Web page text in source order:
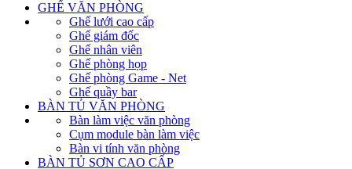
GHẾ VĂN PHÒNG
Ghế lưới cao cấp
Ghế giám đốc
Ghế nhân viên
Ghế phòng họp
Ghế phòng Game - Net
Ghế quầy bar
BÀN TỦ VĂN PHÒNG
Bàn làm việc văn phòng
Cụm module bàn làm việc
Bàn vi tính văn phòng
BÀN TỦ SƠN CAO CẤP